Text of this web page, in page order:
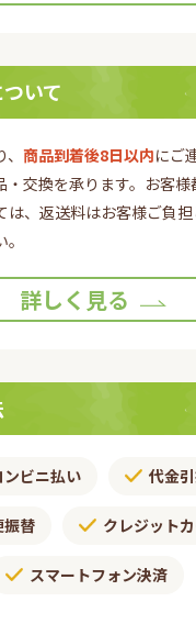
いて
商品到着後8日以内にご
・交換を承ります。お客
は、返送料はお客様ご負
詳しく見る
ンビニ払い 代金
振替​ クレジット
スマートフォン決済